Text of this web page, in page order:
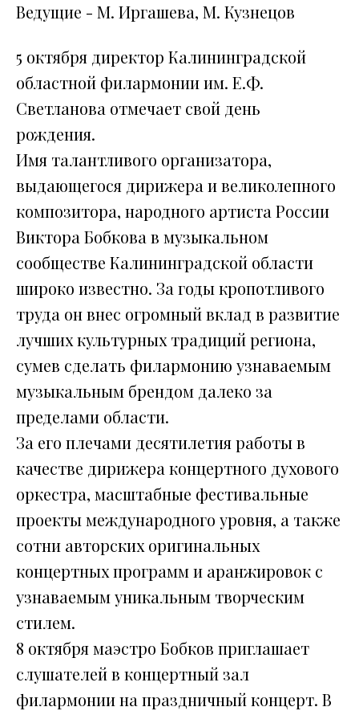
Ведущие - М. Иргашева, М. Кузнецов
5 октября директор Калининградской
областной филармонии им. Е.Ф.
Светланова отмечает свой день
рождения.
Имя талантливого организатора,
выдающегося дирижера и великолепного
композитора, народного артиста России
Виктора Бобкова в музыкальном
сообществе Калининградской области
широко известно. За годы кропотливого
труда он внес огромный вклад в развитие
лучших культурных традиций региона,
сумев сделать филармонию узнаваемым
музыкальным брендом далеко за
пределами области.
За его плечами десятилетия работы в
качестве дирижера концертного духового
оркестра, масштабные фестивальные
проекты международного уровня, а также
сотни авторских оригинальных
концертных программ и аранжировок с
узнаваемым уникальным творческим
стилем.
8 октября маэстро Бобков приглашает
слушателей в концертный зал
филармонии на праздничный концерт. В